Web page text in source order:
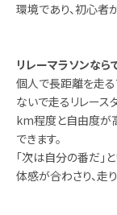
環境であり、初心者
リレーマラソンなら
個人で長距離を走る
ないで走るリレース
km程度と自由度が
できます。
「次は自分の番だ」
体感が合わさり、走